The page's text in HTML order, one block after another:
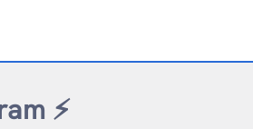
⚡️